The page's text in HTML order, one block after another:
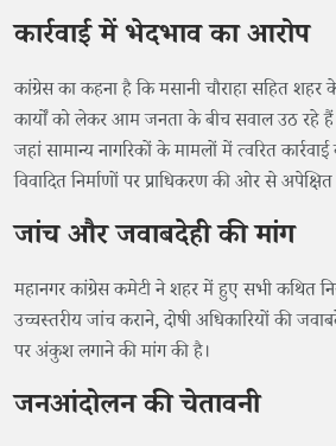
कार्रवाई में भेदभाव का आरोप
कांग्रेस का कहना है कि मसानी चौराहा सहित शहर
कार्यों को लेकर आम जनता के बीच सवाल उठ रहे हैं।
जहां सामान्य नागरिकों के मामलों में त्वरित
विवादित निर्माणों पर प्राधिकरण की ओर से अपेक्षित
जांच और जवाबदेही की मांग
महानगर कांग्रेस कमेटी ने शहर में हुए सभी कथित
उच्चस्तरीय जांच कराने, दोषी अधिकारियों की
पर अंकुश लगाने की मांग की है।
जनआंदोलन की चेतावनी